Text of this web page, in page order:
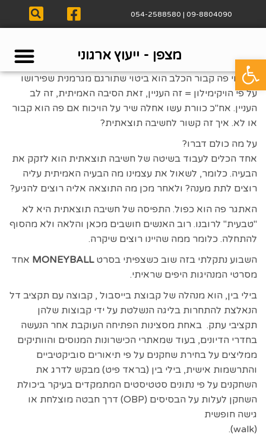
09-8804090 | 054-2588580
מצפן - ייעוץ ארגוני
הביטוי פה קבור הכלב הוא ביטוי שתורגם מגרמנית שפירושו
על פי הויקימילון = זה העניין, זאת הסיבה האמיתית, זה לב
העניין. אח"כ כוורת עשו אחלה שיר על הויכוח אם פה הוא קבור
או לא. איך זה קשור לחשיבה תוצאתית?
על מה כולם דברו?
אחד הכלים לעבוד בשיטה של חשיבה תוצאתית הוא לזקק את
הבעיה. כלומר, לשאול את עצמינו מה הבעיה האמיתית עליה
רוצים לתת מענה? ולאחר מכן מה התוצאה אליה רוצים להגיע?
האתגר פה הוא כפול. התפיסה של חשיבה תוצאתית היא לא
"טבעית" לרובנו. רוב האנשים חושבים מכאן והלאה ולא מהסוף
להתחלה. כלומר ממה שהיינו רוצים שיקרה.
השבוע נתקלתי בזה שוב כשצפיתי בסרטMONEYBALL אחד
מסרטי המנהיגות היפים שראיתי.
בילי בין, הוא מנהלה של קבוצת בייסבול , קבוצה עם תקציב דל
הנאלצת להתחרות בליגה הנשלטת על ידי קבוצות שלהן
תקציבי עתק. באחת מסצינות הפתיחה העוקבת אחר הנעשה
בחדרי הדיונים, בעוד שמאתרי הכישרונות המנוסים והוותיקים
ממליצים על בחירת שחקנים על פי תיאורים סוביקטיביים
והתרשמות אישית, בילי בין (בראד פיט) מבקש לדרג את
השחקנים על פי נתונים סטטיסטים המתמקדים בעיקר ביכולת
השחקן לעלות על הבסיסים (OBP) דרך חבטה מוצלחת או
גישה חופשית
(walk).
פתח סרגל נגישות